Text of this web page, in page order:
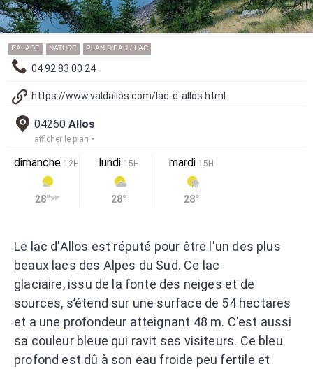
BALADE NATURE PLAN D'EAU / LAC
04 92 83 00 24
https://www.valdallos.com/lac-d-allos.html
04260 Allos
afficher le plan
dimanche 12H
28°
lundi 15H
28°
mardi 15H
28°
Le lac d'Allos est réputé pour être l'un des plus
beaux lacs des Alpes du Sud. Ce lac
glaciaire, issu de la fonte des neiges et de
sources, s’étend sur une surface de 54 hectares
et a une profondeur atteignant 48 m. C'est aussi
sa couleur bleue qui ravit ses visiteurs. Ce bleu
profond est dû à son eau froide peu fertile et